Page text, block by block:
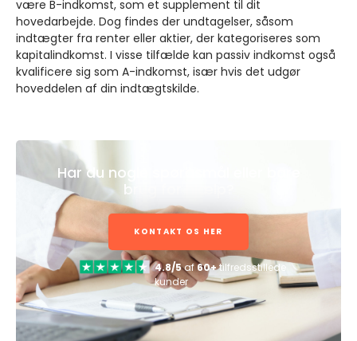
være B-indkomst, som et supplement til dit
hovedarbejde. Dog findes der undtagelser, såsom
indtægter fra renter eller aktier, der kategoriseres som
kapitalindkomst. I visse tilfælde kan passiv indkomst også
kvalificere sig som A-indkomst, især hvis det udgør
hoveddelen af din indtægtskilde.
Har du nogle spørgsmål eller bare
brug for hjælp?
KONTAKT OS HER
4.8/5af60+tilfredsstillede
kunder